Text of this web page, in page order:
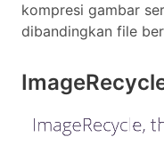
kompresi gambar
dibandingkan file